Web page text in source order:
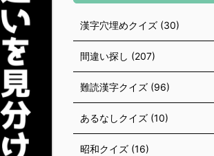
漢字穴埋めクイズ (30)
間違い探し (207)
難読漢字クイズ (96)
あるなしクイズ (10)
昭和クイズ (16)